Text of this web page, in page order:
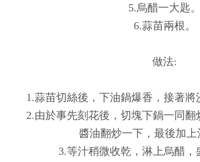
5.烏醋一大匙。
6.蒜苗兩根。
做法:
1.蒜苗切絲後，下油鍋爆香，接著將
2.由於事先刻花後，切塊下鍋一同
醬油翻炒一下，最後加上
3.等汁稍微收乾，淋上烏醋，